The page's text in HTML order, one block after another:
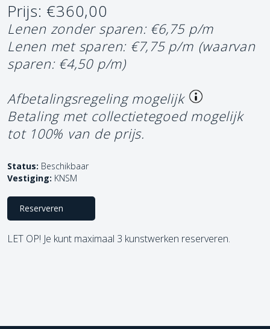
Prijs: €360,00
Lenen zonder sparen: €6,75 p/m
Lenen met sparen: €7,75 p/m (waarvan
sparen: €4,50 p/m)
Afbetalingsregeling mogelijk
Betaling met collectietegoed mogelijk
tot 100% van de prijs.
Status: Beschikbaar
Vestiging: KNSM
Reserveren
LET OP! Je kunt maximaal 3 kunstwerken reserveren.